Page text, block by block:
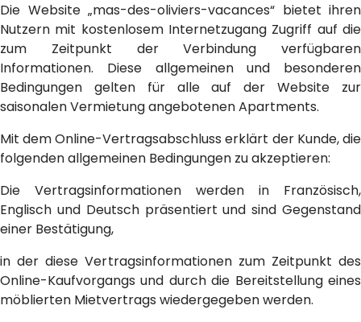
Die Website „mas-des-oliviers-vacances“ bietet ihren
Nutzern mit kostenlosem Internetzugang Zugriff auf die
zum Zeitpunkt der Verbindung verfügbaren
Informationen. Diese allgemeinen und besonderen
Bedingungen gelten für alle auf der Website zur
saisonalen Vermietung angebotenen Apartments.
Mit dem Online-Vertragsabschluss erklärt der Kunde, die
folgenden allgemeinen Bedingungen zu akzeptieren:
Die Vertragsinformationen werden in Französisch,
Englisch und Deutsch präsentiert und sind Gegenstand
einer Bestätigung,
in der diese Vertragsinformationen zum Zeitpunkt des
Online-Kaufvorgangs und durch die Bereitstellung eines
möblierten Mietvertrags wiedergegeben werden.